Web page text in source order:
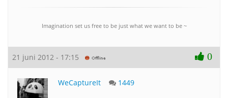
Imagination set us free to be just what we want to be ~
21 juni 2012 - 17:15 0
WeCaptureIt 1449